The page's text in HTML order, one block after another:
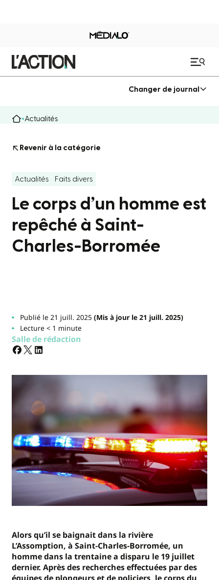
Changer de journal
Actualités
Revenir à la catégorie
Actualités Faits divers
Le corps d’un homme est
repêché à Saint-
Charles-Borromée
Publié le 21 juill. 2025(Mis à jour le 21 juill. 2025)
Lecture < 1 minute
Salle de rédaction
Alors qu’il se baignait dans la rivière
L’Assomption, à Saint-Charles-Borromée, un
homme dans la trentaine a disparu le 19 juillet
dernier. Après des recherches effectuées par des